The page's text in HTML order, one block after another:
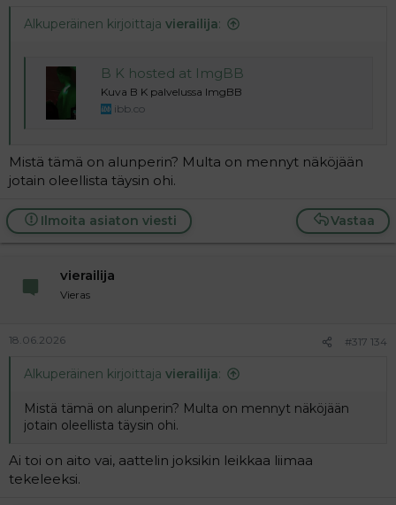
Alkuperäinen kirjoittaja vierailija:
B K hosted at ImgBB
Kuva B K palvelussa ImgBB
ibb.co
Mistä tämä on alunperin? Multa on mennyt näköjään
jotain oleellista täysin ohi.
Vastaa
Ilmoita asiaton viesti
vierailija
Vieras
18.06.2026 #317 134
Alkuperäinen kirjoittaja vierailija:
Mistä tämä on alunperin? Multa on mennyt näköjään
jotain oleellista täysin ohi.
Ai toi on aito vai, aattelin joksikin leikkaa liimaa
tekeleeksi.